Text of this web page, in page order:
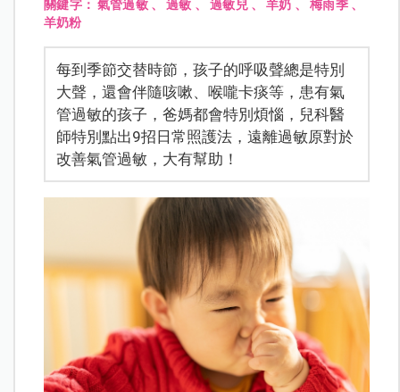
關鍵字：氣管過敏、過敏 、過敏兒、羊奶 、梅雨季、
羊奶粉
每到季節交替時節，孩子的呼吸聲總是特別
大聲，還會伴隨咳嗽、喉嚨卡痰等，患有氣
管過敏的孩子，爸媽都會特別煩惱，兒科醫
師特別點出9招日常照護法，遠離過敏原對於
改善氣管過敏，大有幫助！